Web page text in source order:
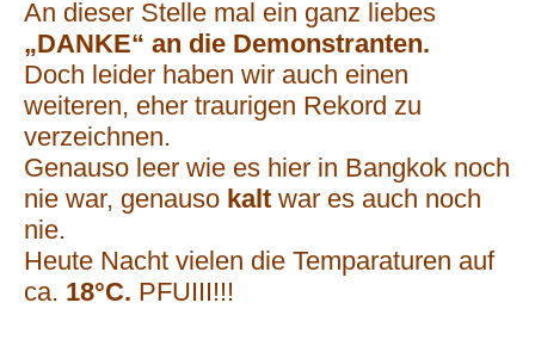
An dieser Stelle mal ein ganz liebes
„DANKE“ an die Demonstranten.
Doch leider haben wir auch einen
weiteren, eher traurigen Rekord zu
verzeichnen.
Genauso leer wie es hier in Bangkok noch
nie war, genauso kalt war es auch noch
nie.
Heute Nacht vielen die Temparaturen auf
ca. 18°C. PFUIII!!!